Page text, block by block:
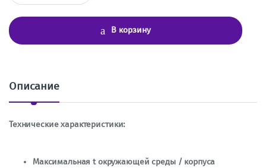
ч
е
В корзину
Описание
Технические характеристики:
Maксимальная t окружающей среды / корпуса